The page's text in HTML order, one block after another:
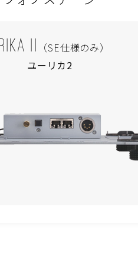
II
（SE仕様のみ）
ユーリカ2